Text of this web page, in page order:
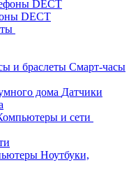
DECT
Смарт-часы
Датчики
и сети
Ноутбуки,